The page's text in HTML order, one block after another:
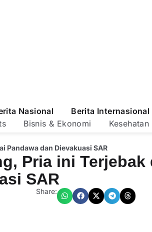
Nasional Berita Internasional
Bisnis & Ekonomi Kesehatan
Pandawa dan Dievakuasi SAR
Pria ini Terjebak
SAR
Share: